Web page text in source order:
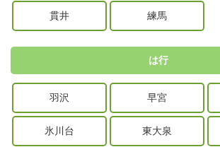
貫井 練馬
は行
羽沢 早宮
氷川台 東大泉